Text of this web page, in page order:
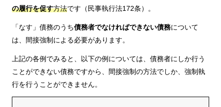
の履行を促す方法です（民事執行法172条）。
「なす」債務のうち債務者でなければできない債務について
は、間接強制による必要があります。
上記の各例でみると、以下の例については、債務者にしか行う
ことができない債務ですから、間接強制の方法でしか、強制執
行を行うことができません。